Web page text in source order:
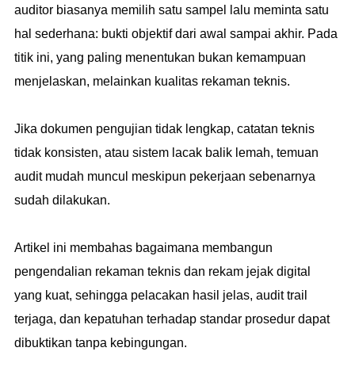
auditor biasanya memilih satu sampel lalu meminta satu
hal sederhana: bukti objektif dari awal sampai akhir. Pada
titik ini, yang paling menentukan bukan kemampuan
menjelaskan, melainkan kualitas rekaman teknis.
Jika dokumen pengujian tidak lengkap, catatan teknis
tidak konsisten, atau sistem lacak balik lemah, temuan
audit mudah muncul meskipun pekerjaan sebenarnya
sudah dilakukan.
Artikel ini membahas bagaimana membangun
pengendalian rekaman teknis dan rekam jejak digital
yang kuat, sehingga pelacakan hasil jelas, audit trail
terjaga, dan kepatuhan terhadap standar prosedur dapat
dibuktikan tanpa kebingungan.